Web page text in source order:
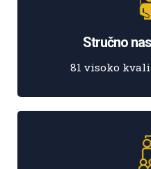
Stručno
81 visoko